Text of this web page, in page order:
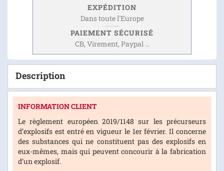
EXPÉDITION
Dans toute l'Europe
PAIEMENT SÉCURISÉ
CB, Virement, Paypal ...
Description
INFORMATION CLIENT
Le règlement européen 2019/1148 sur les précurseurs
d’explosifs est entré en vigueur le 1er février. Il concerne
des substances qui ne constituent pas des explosifs en
eux-mêmes, mais qui peuvent concourir à la fabrication
d’un explosif.